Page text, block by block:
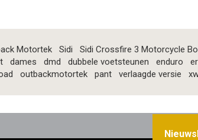
Motortek Sidi Sidi Crossfire 3 Motorcycle
dames dmd dubbele voetsteunen enduro
outbackmotortek pant verlaagde versie